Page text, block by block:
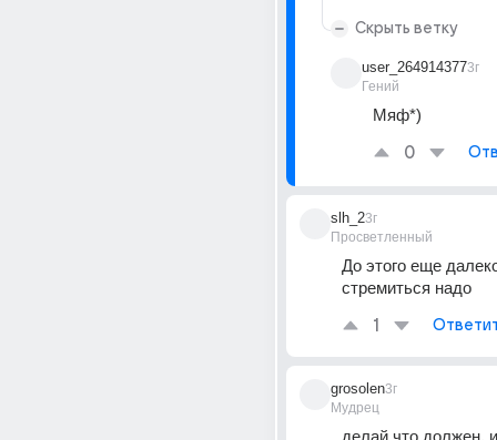
Скрыть ветку
user_264914377
Гений
3г
Мяф*)
0
slh_2
Просветленный
3г
До этого еще
стремиться надо
1
grosolen
Мудрец
3г
делай что должен,